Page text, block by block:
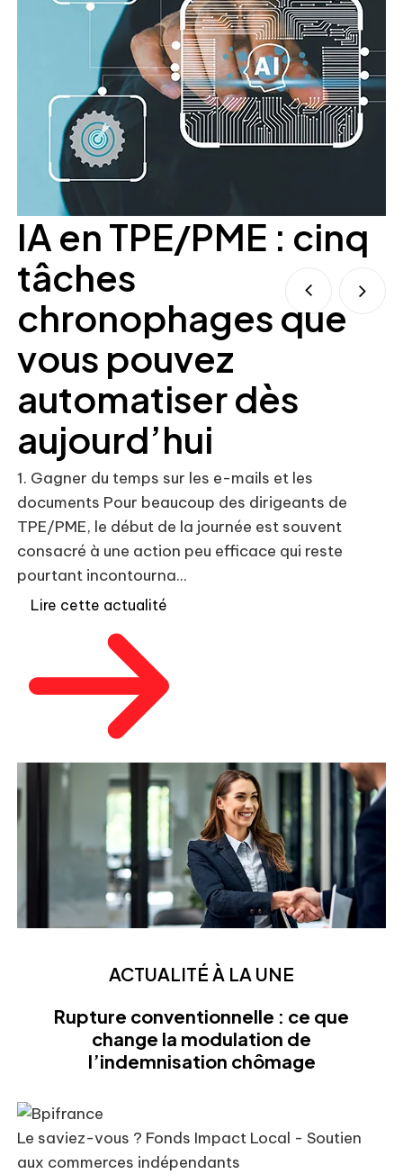
IA en TPE/PME : cinq
tâches
chronophages que
vous pouvez
automatiser dès
aujourd’hui
1. Gagner du temps sur les e-mails et les
documents Pour beaucoup des dirigeants de
TPE/PME, le début de la journée est souvent
consacré à une action peu efficace qui reste
pourtant incontourna...
Lire cette actualité
ACTUALITÉ À LA UNE
Rupture conventionnelle : ce que
change la modulation de
l’indemnisation chômage
Le saviez-vous ? Fonds Impact Local - Soutien
aux commerces indépendants